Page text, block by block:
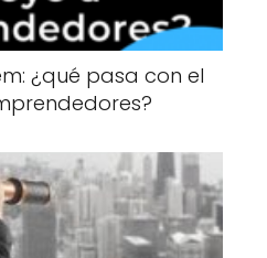
¿qué pasa con el